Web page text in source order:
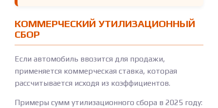
КОММЕРЧЕСКИЙ УТИЛИЗАЦИОННЫЙ
СБОР
Если автомобиль ввозится для продажи,
применяется коммерческая ставка, которая
рассчитывается исходя из коэффициентов.
Примеры сумм утилизационного сбора в 2025 году: